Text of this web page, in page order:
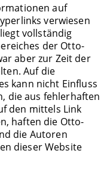
auf
verwiesen
vollständig
der Otto-
aber zur Zeit der
Auf die
kann nicht Einfluss
die aus fehlerhaften
den mittels Link
haften die Otto-
die Autoren
dieser Website